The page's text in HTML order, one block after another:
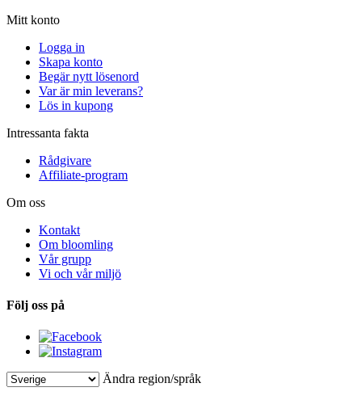
Mitt konto
Logga in
Skapa konto
Begär nytt lösenord
Var är min leverans?
Lös in kupong
Intressanta fakta
Rådgivare
Affiliate-program
Om oss
Kontakt
Om bloomling
Vår grupp
Vi och vår miljö
Följ oss på
Ändra region/språk